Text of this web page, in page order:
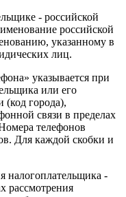
- российской
российской
указанному в
лиц.
указывается при
или его
(код города),
связи в пределах
телефонов
Для каждой скобки и
налогоплательщика -
рассмотрения